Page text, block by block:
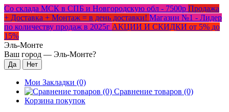
Со склада МСК в СПБ и Новгородскую обл - 7500р Продажа
+ Доставка + Монтаж = в день доставки! Магазин №1 - Лидер
по количеству продаж в 2025г АКЦИИ И СКИДКИ от 5% до
15%
Эль-Монте
Ваш город — Эль-Монте?
Мои Закладки (0)
Сравнение товаров (0)
Корзина покупок